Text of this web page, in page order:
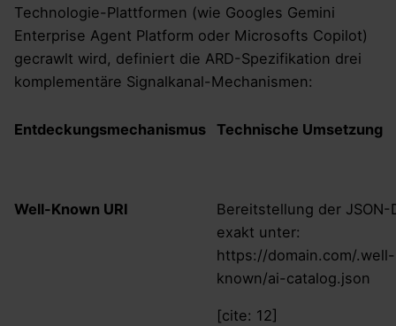
Technologie-Plattformen (wie Googles Gemini
Enterprise Agent Platform oder Microsofts Copilot)
gecrawlt wird, definiert die ARD-Spezifikation drei
komplementäre Signalkanal-Mechanismen:
Entdeckungsmechanismus Technische Umsetzung
Well-Known URI
Bereitstellung der JSON-
exakt unter:
https://domain.com/.well-
known/ai-catalog.json
[cite: 12]